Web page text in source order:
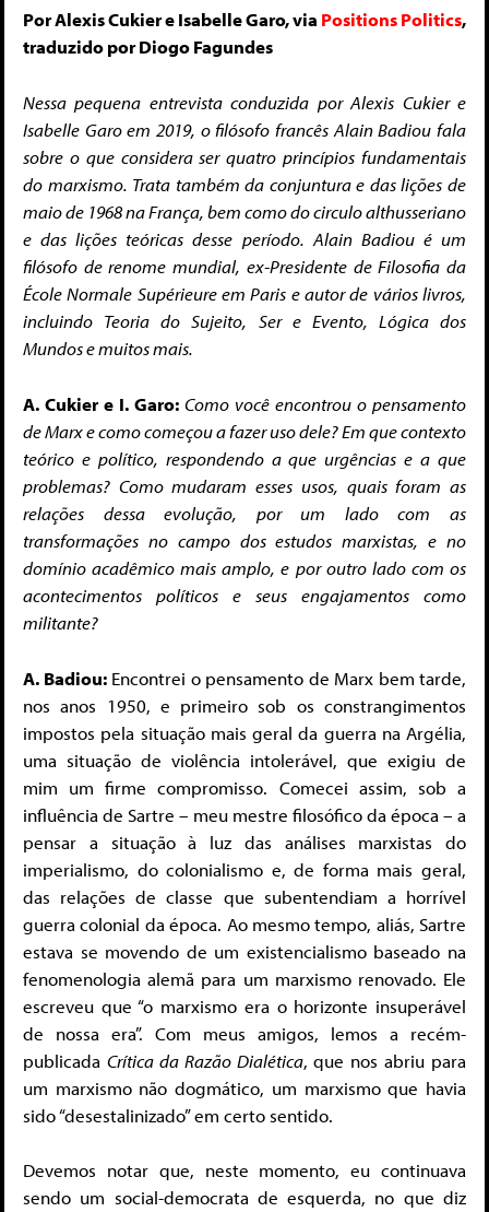
Por Alexis Cukier e Isabelle Garo, via Positions Politics,
traduzido por Diogo Fagundes
Nessa pequena entrevista conduzida por Alexis Cukier e
Isabelle Garo em 2019, o filósofo francês Alain Badiou fala
sobre o que considera ser quatro princípios fundamentais
do marxismo. Trata também da conjuntura e das lições de
maio de 1968 na França, bem como do circulo althusseriano
e das lições teóricas desse período. Alain Badiou é um
filósofo de renome mundial, ex-Presidente de Filosofia da
École Normale Supérieure em Paris e autor de vários livros,
incluindo Teoria do Sujeito, Ser e Evento, Lógica dos
Mundos e muitos mais.
A. Cukier e I. Garo: Como você encontrou o pensamento
de Marx e como começou a fazer uso dele? Em que contexto
teórico e político, respondendo a que urgências e a que
problemas? Como mudaram esses usos, quais foram as
relações dessa evolução, por um lado com as
transformações no campo dos estudos marxistas, e no
domínio acadêmico mais amplo, e por outro lado com os
acontecimentos políticos e seus engajamentos como
militante?
A. Badiou:Encontrei o pensamento de Marx bem tarde,
nos anos 1950, e primeiro sob os constrangimentos
impostos pela situação mais geral da guerra na Argélia,
uma situação de violência intolerável, que exigiu de
mim um firme compromisso. Comecei assim, sob a
influência de Sartre – meu mestre filosófico da época – a
pensar a situação à luz das análises marxistas do
imperialismo, do colonialismo e, de forma mais geral,
das relações de classe que subentendiam a horrível
guerra colonial da época. Ao mesmo tempo, aliás, Sartre
estava se movendo de um existencialismo baseado na
fenomenologia alemã para um marxismo renovado. Ele
escreveu que “o marxismo era o horizonte insuperável
de nossa era”. Com meus amigos, lemos a recém-
publicada Crítica da Razão Dialética, que nos abriu para
um marxismo não dogmático, um marxismo que havia
sido “desestalinizado” em certo sentido.
Devemos notar que, neste momento, eu continuava
sendo um social-democrata de esquerda, no que diz